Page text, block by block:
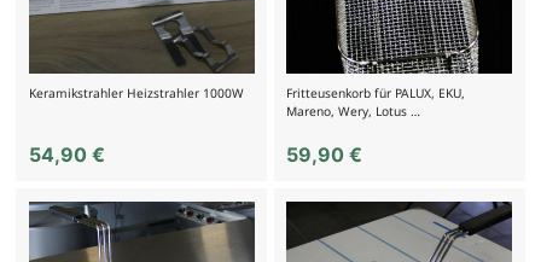
Keramikstrahler Heizstrahler 1000W
54,90 €
Fritteusenkorb für PALUX, EKU,
Mareno, Wery, Lotus …
59,90€